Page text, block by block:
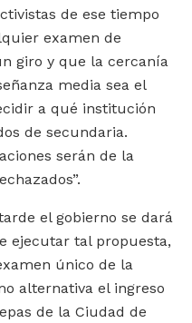
de ese tiempo
examen de
giro y que la cercanía
media sea el
a qué institución
de secundaria.
serán de la
el gobierno se dará
ejecutar tal propuesta,
único de la
alternativa el ingreso
de la Ciudad de